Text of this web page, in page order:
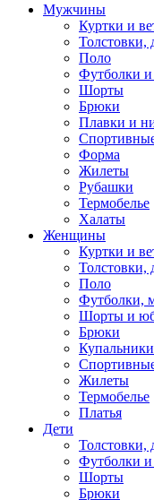
Мужчины
Куртки и
Толстовки,
Поло
Футболки
Шорты
Брюки
Плавки и
Форма
Жилеты
Рубашки
Термобелье
Халаты
Женщины
Куртки и
Толстовки,
Поло
Футболки,
Шорты и
Брюки
Жилеты
Термобелье
Платья
Дети
Толстовки,
Футболки
Шорты
Брюки